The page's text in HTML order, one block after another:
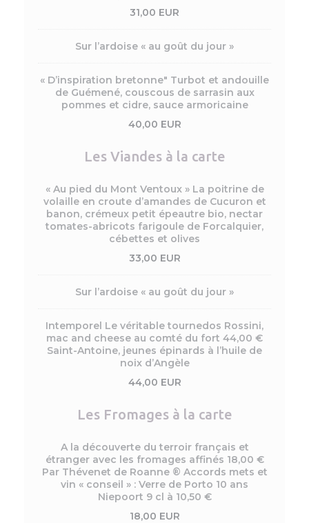
31,00 EUR
Sur l’ardoise « au goût du jour »
« D’inspiration bretonne" Turbot et andouille
de Guémené, couscous de sarrasin aux
pommes et cidre, sauce armoricaine
40,00 EUR
Les Viandes à la carte
« Au pied du Mont Ventoux » La poitrine de
volaille en croute d’amandes de Cucuron et
banon, crémeux petit épeautre bio, nectar
tomates-abricots farigoule de Forcalquier,
cébettes et olives
33,00 EUR
Sur l’ardoise « au goût du jour »
Intemporel Le véritable tournedos Rossini,
mac and cheese au comté du fort 44,00 €
Saint-Antoine, jeunes épinards à l’huile de
noix d’Angèle
44,00 EUR
Les Fromages à la carte
A la découverte du terroir français et
étranger avec les fromages affinés 18,00 €
Par Thévenet de Roanne ® Accords mets et
vin « conseil » : Verre de Porto 10 ans
Niepoort 9 cl à 10,50 €
18,00 EUR